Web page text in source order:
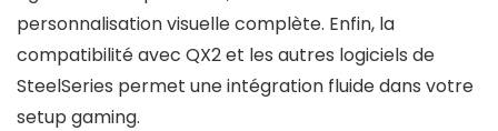
personnalisation visuelle complète. Enfin, la
compatibilité avec QX2 et les autres logiciels de
SteelSeries permet une intégration fluide dans votre
setup gaming.